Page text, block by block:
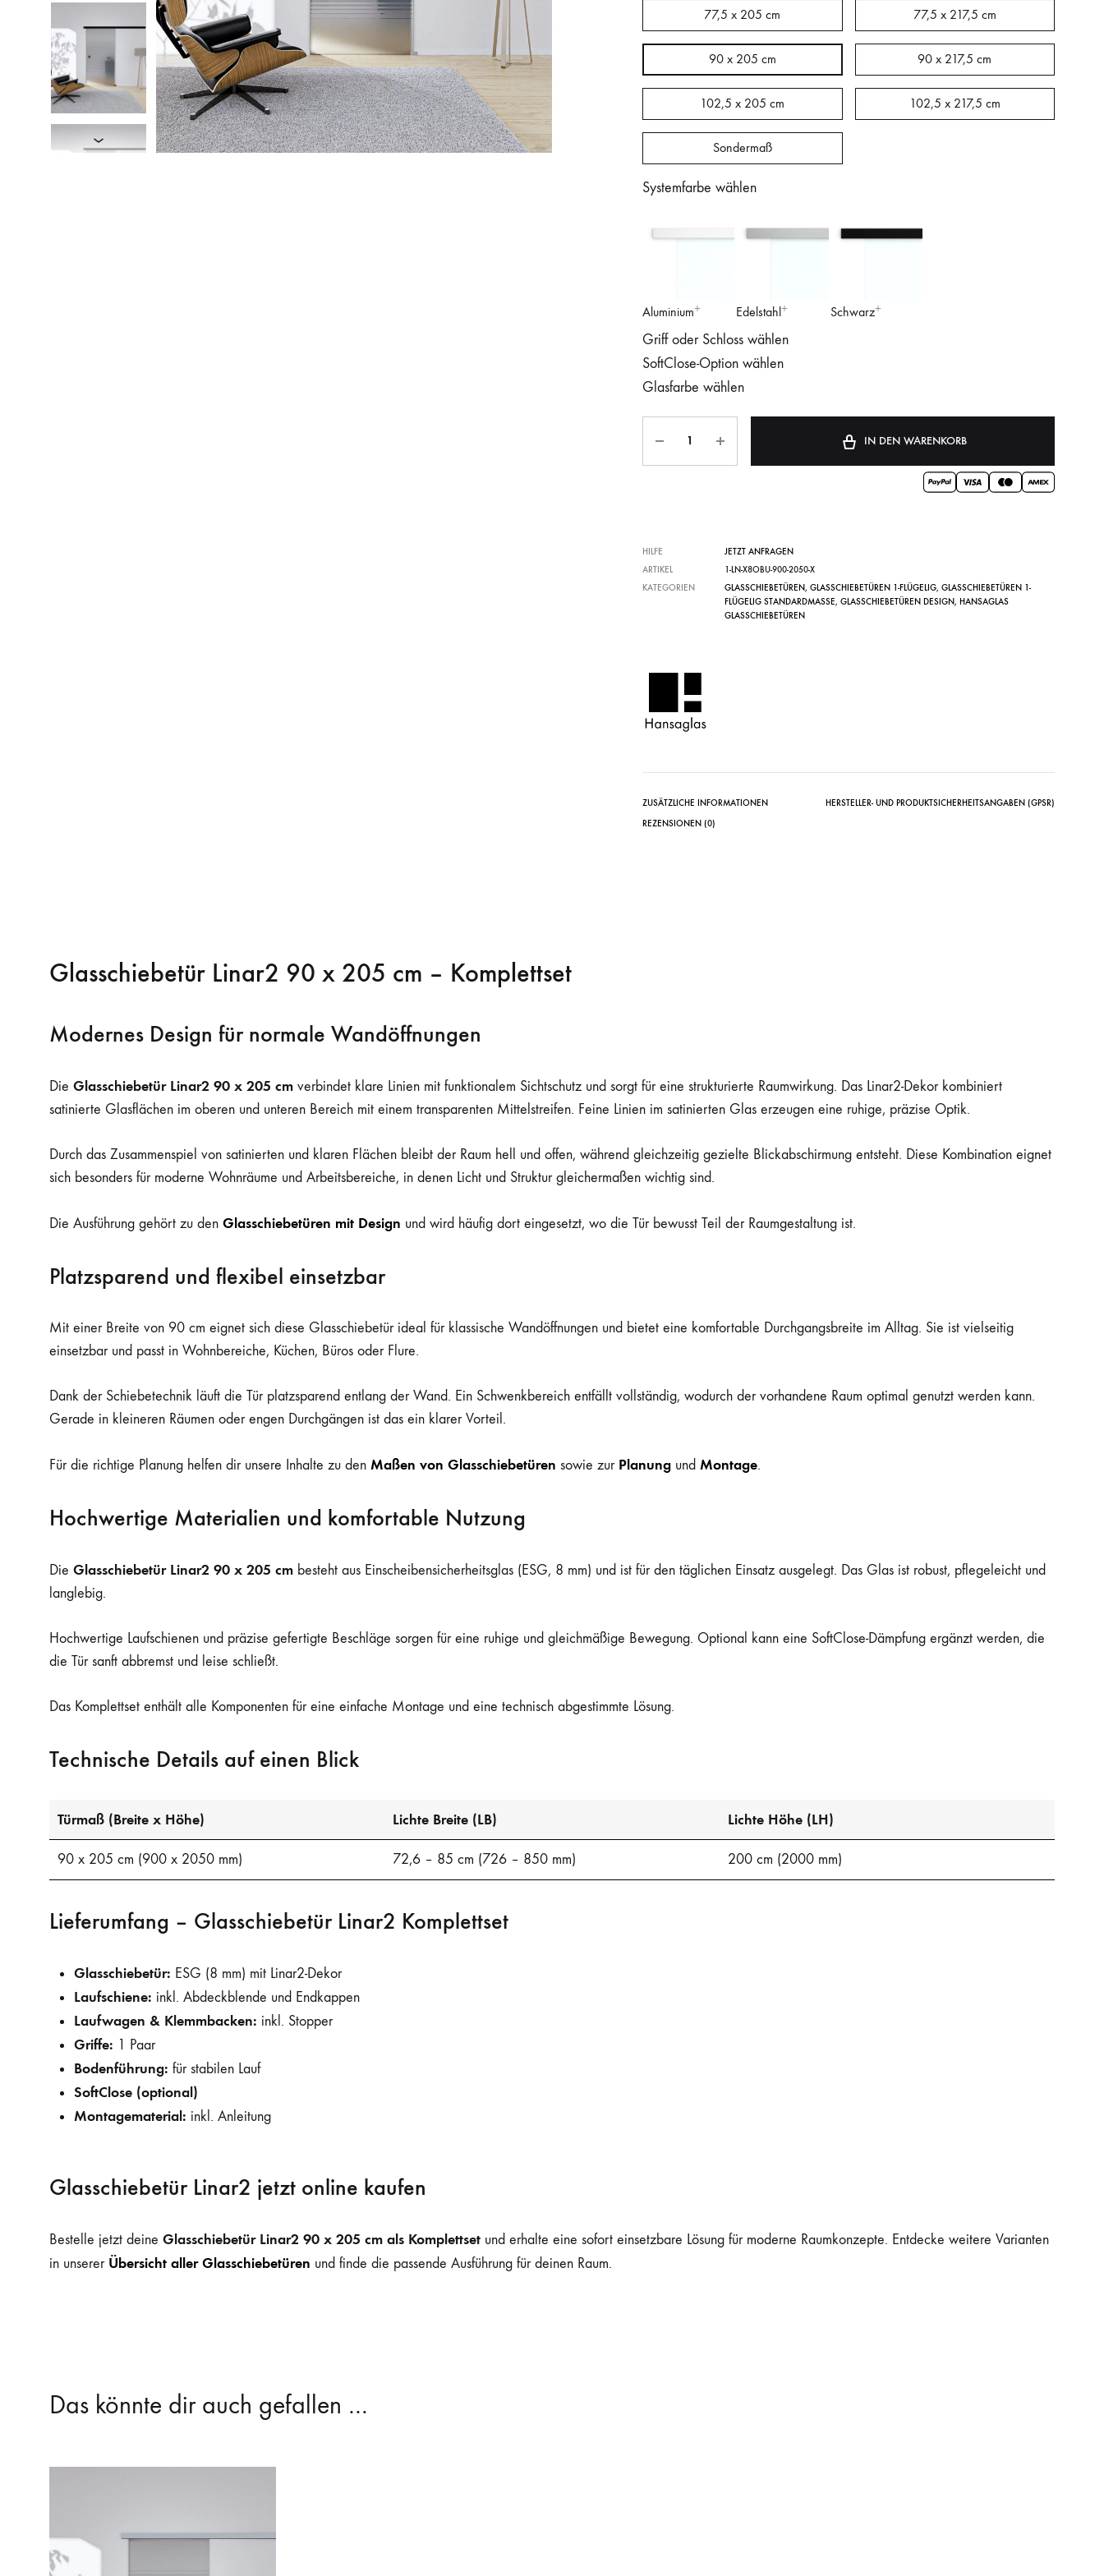
77,5 x 205 cm 77,5 x 217,5 cm
90 x 205 cm 90 x 217,5 cm
102,5 x 205 cm 102,5 x 217,5 cm
Sondermaß
Systemfarbe wählen
Aluminium Edelstahl Schwarz
Griff oder Schloss wählen
SoftClose-Option wählen
Glasfarbe wählen
IN DEN WARENKORB
HILFE
JETZT ANFRAGEN
ARTIKEL
1-LN-X8OBU-900-2050-X
KATEGORIEN
GLASSCHIEBETÜREN, GLASSCHIEBETÜREN 1-FLÜGELIG, GLASSCHIEBETÜREN 1-
FLÜGELIG STANDARDMASSE , GLASSCHIEBETÜREN DESIGN, HANSAGLAS
GLASSCHIEBETÜREN
ZUSÄTZLICHE INFORMATIONEN
HERSTELLER- UND PRODUKTSICHERHEITSANGABEN (GPSR)
REZENSIONEN (0)
Glasschiebetür Linar2 90 x 205 cm – Komplettset
Modernes Design für normale Wandöffnungen
Die Glasschiebetür Linar2 90 x 205 cm verbindet klare Linien mit funktionalem Sichtschutz und sorgt für eine strukturierte Raumwirkung. Das Linar2-Dekor kombiniert
satinierte Glasflächen im oberen und unteren Bereich mit einem transparenten Mittelstreifen. Feine Linien im satinierten Glas erzeugen eine ruhige, präzise Optik.
Durch das Zusammenspiel von satinierten und klaren Flächen bleibt der Raum hell und offen, während gleichzeitig gezielte Blickabschirmung entsteht. Diese Kombination eignet
sich besonders für moderne Wohnräume und Arbeitsbereiche, in denen Licht und Struktur gleichermaßen wichtig sind.
Die Ausführung gehört zu den Glasschiebetüren mit Design und wird häufig dort eingesetzt, wo die Tür bewusst Teil der Raumgestaltung ist.
Platzsparend und flexibel einsetzbar
Mit einer Breite von 90 cm eignet sich diese Glasschiebetür ideal für klassische Wandöffnungen und bietet eine komfortable Durchgangsbreite im Alltag. Sie ist vielseitig
einsetzbar und passt in Wohnbereiche, Küchen, Büros oder Flure.
Dank der Schiebetechnik läuft die Tür platzsparend entlang der Wand. Ein Schwenkbereich entfällt vollständig, wodurch der vorhandene Raum optimal genutzt werden kann.
Gerade in kleineren Räumen oder engen Durchgängen ist das ein klarer Vorteil.
Für die richtige Planung helfen dir unsere Inhalte zu den Maßen von Glasschiebetüren sowie zur Planung und Montage.
Hochwertige Materialien und komfortable Nutzung
Die Glasschiebetür Linar2 90 x 205 cm besteht aus Einscheibensicherheitsglas (ESG, 8 mm) und ist für den täglichen Einsatz ausgelegt. Das Glas ist robust, pflegeleicht und
langlebig.
Hochwertige Laufschienen und präzise gefertigte Beschläge sorgen für eine ruhige und gleichmäßige Bewegung. Optional kann eine SoftClose-Dämpfung ergänzt werden, die
die Tür sanft abbremst und leise schließt.
Das Komplettset enthält alle Komponenten für eine einfache Montage und eine technisch abgestimmte Lösung.
Technische Details auf einen Blick
Türmaß (Breite x Höhe) Lichte Breite (LB) Lichte Höhe (LH)
90 x 205 cm (900 x 2050 mm) 72,6 – 85 cm (726 – 850 mm) 200 cm (2000 mm)
Lieferumfang – Glasschiebetür Linar2 Komplettset
Glasschiebetür: ESG (8 mm) mit Linar2-Dekor
Laufschiene: inkl. Abdeckblende und Endkappen
Laufwagen & Klemmbacken: inkl. Stopper
Griffe: 1 Paar
Bodenführung: für stabilen Lauf
SoftClose (optional)
Montagematerial: inkl. Anleitung
Glasschiebetür Linar2 jetzt online kaufen
Bestelle jetzt deine Glasschiebetür Linar2 90 x 205 cm als Komplettset und erhalte eine sofort einsetzbare Lösung für moderne Raumkonzepte. Entdecke weitere Varianten
in unserer Übersicht aller Glasschiebetüren und finde die passende Ausführung für deinen Raum.
Das könnte dir auch gefallen …